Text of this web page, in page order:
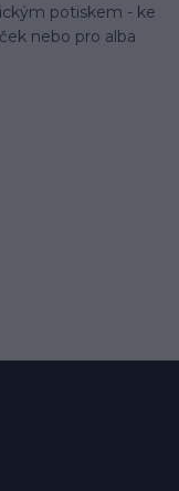
potiskem - ke
nebo pro alba